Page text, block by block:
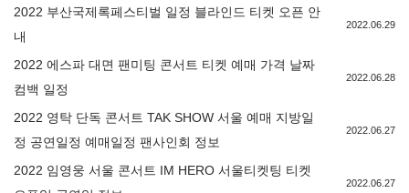
2022 부산국제록페스티벌 일정 블라인드 티켓 오픈 안
내
2022.06.29
2022 에스파 대면 팬미팅 콘서트 티켓 예매 가격 날짜
컴백 일정
2022.06.28
2022 영탁 단독 콘서트 TAK SHOW 서울 예매 지방일
정 공연일정 예매일정 팬사인회 정보
2022.06.27
2022 임영웅 서울 콘서트 IM HERO 서울티켓팅 티켓
2022.06.27